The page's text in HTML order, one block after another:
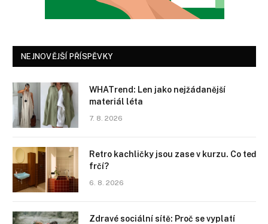
NEJNOVĚJŠÍ PŘÍSPĚVKY
WHATrend: Len jako nejžádanější
materiál léta
7. 8. 2026
Retro kachličky jsou zase v kurzu. Co teď
frčí?
6. 8. 2026
Zdravé sociální sítě: Proč se vyplatí